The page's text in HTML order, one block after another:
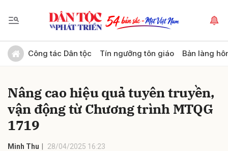
Công tác Dân tộc Tín ngưỡng tôn giáo Bản làng
Nâng cao hiệu quả tuyên truyền,
vận động từ Chương trình MTQG
1719
Minh Thu 28/04/2025 16:23
Gửi bình luận